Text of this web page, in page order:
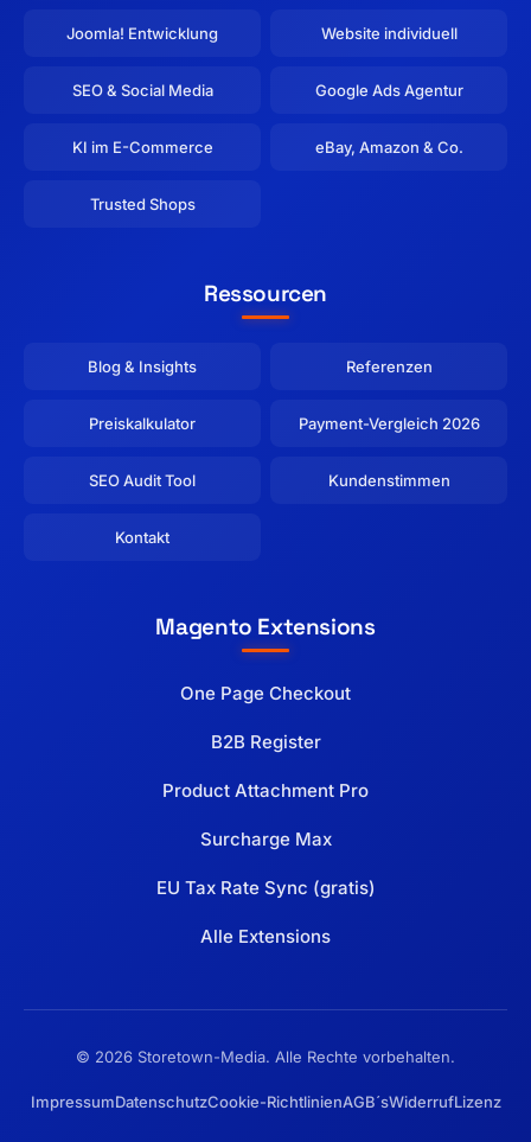
Joomla! Entwicklung Website individuell
SEO & Social Media Google Ads Agentur
KI im E-Commerce eBay, Amazon & Co.
Trusted Shops
Ressourcen
Blog & Insights Referenzen
Preiskalkulator Payment-Vergleich 2026
SEO Audit Tool Kundenstimmen
Kontakt
Magento Extensions
One Page Checkout
B2B Register
Product Attachment Pro
Surcharge Max
EU Tax Rate Sync (gratis)
Alle Extensions
© 2026 Storetown-Media. Alle Rechte vorbehalten.
ImpressumDatenschutzCookie-RichtlinienAGB´sWiderrufLizenz